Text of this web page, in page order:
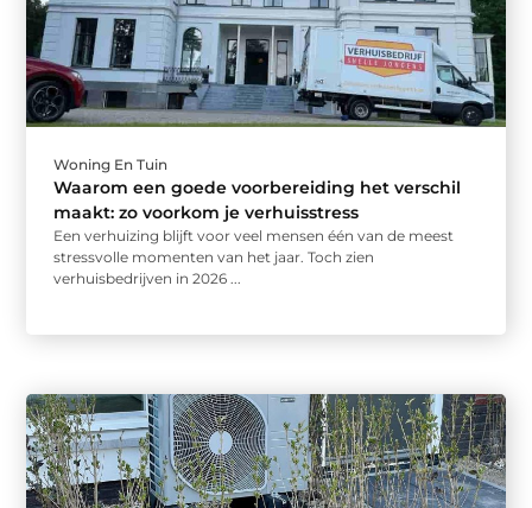
Woning En Tuin
Waarom een goede voorbereiding het verschil
maakt: zo voorkom je verhuisstress
Een verhuizing blijft voor veel mensen één van de meest
stressvolle momenten van het jaar. Toch zien
verhuisbedrijven in 2026 ...